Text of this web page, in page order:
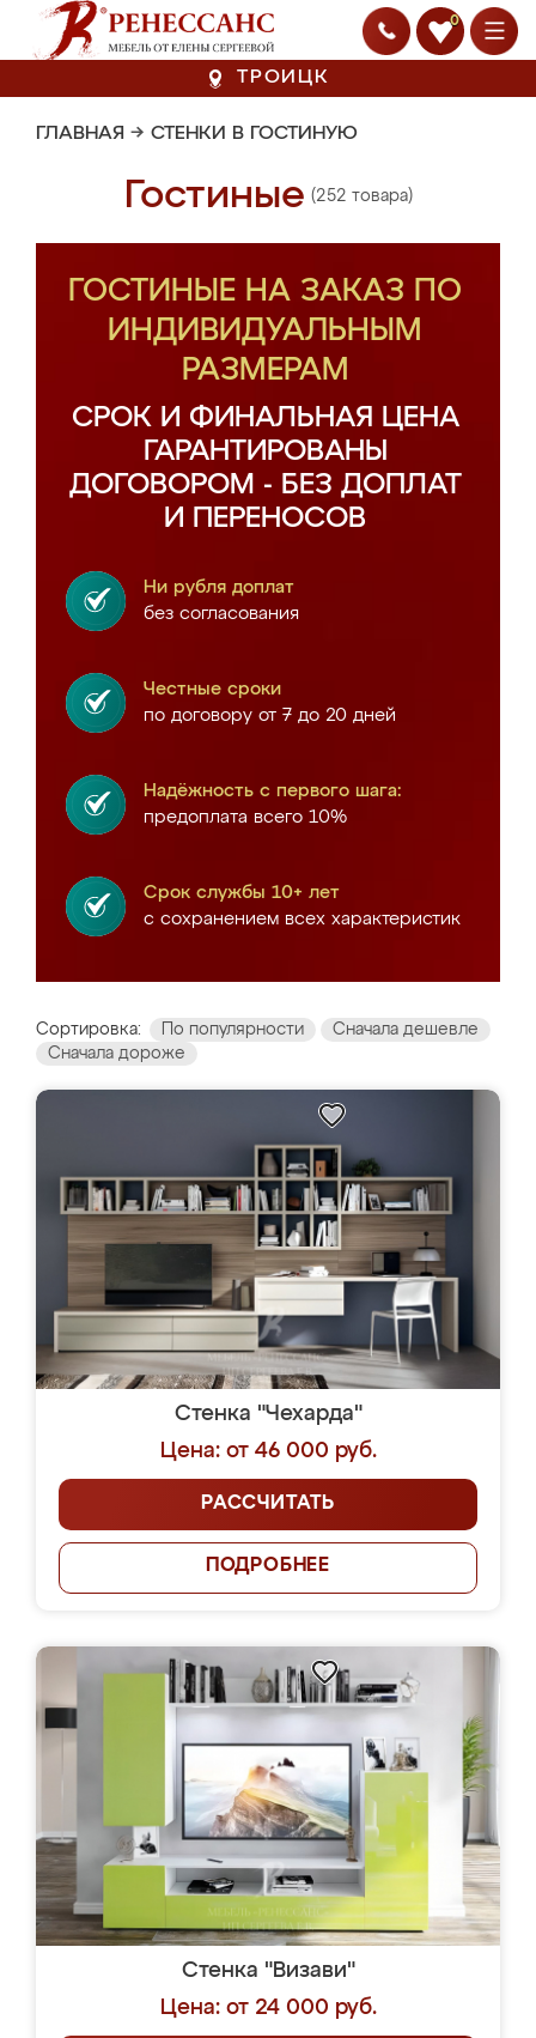
0
ТРОИЦК
ГЛАВНАЯ → СТЕНКИ В ГОСТИНУЮ
Гостиные (252 товара)
ГОСТИНЫЕ НА ЗАКАЗ ПО
ИНДИВИДУАЛЬНЫМ
РАЗМЕРАМ
СРОК И ФИНАЛЬНАЯ ЦЕНА
ГАРАНТИРОВАНЫ
ДОГОВОРОМ - БЕЗ ДОПЛАТ
И ПЕРЕНОСОВ
Ни рубля доплат
без согласования
Честные сроки
по договору от 7 до 20 дней
Надёжность с первого шага:
предоплата всего 10%
Срок службы 10+ лет
с сохранением всех характеристик
Сортировка: По популярности
Сначала дешевле
Сначала дороже
Стенка "Чехарда"
Цена: от 46 000 руб.
РАССЧИТАТЬ
ПОДРОБНЕЕ
Стенка "Визави"
Цена: от 24 000 руб.